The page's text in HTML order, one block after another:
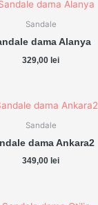
Sandale
dama Alanya
329,00 lei
Sandale
dama Ankara2
349,00 lei